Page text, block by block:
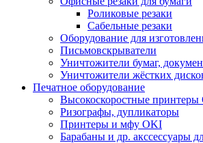
Роликовые резаки
Сабельные резаки
Оборудование для
Письмовскрыватели
Уничтожители бумаг,
Уничтожители жёстких
Печатное оборудование
Высокоскоростные принтеры
Ризографы, дупликаторы
Принтеры и мфу OKI
Барабаны и др. акссессуары